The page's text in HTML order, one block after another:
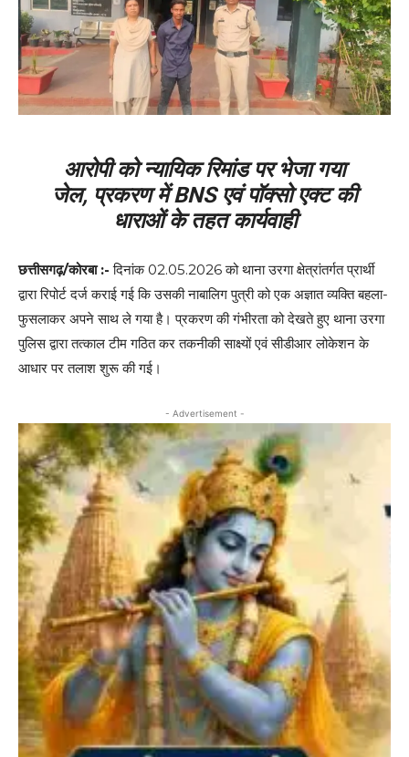
आरोपी को न्यायिक रिमांड पर भेजा गया
जेल, प्रकरण में BNS एवं पॉक्सो एक्ट की
धाराओं के तहत कार्यवाही
छत्तीसगढ़/कोरबा :- दिनांक 02.05.2026 को थाना उरगा क्षेत्रांतर्गत प्रार्थी
द्वारा रिपोर्ट दर्ज कराई गई कि उसकी नाबालिग पुत्री को एक अज्ञात व्यक्ति बहला-
फुसलाकर अपने साथ ले गया है। प्रकरण की गंभीरता को देखते हुए थाना उरगा
पुलिस द्वारा तत्काल टीम गठित कर तकनीकी साक्ष्यों एवं सीडीआर लोकेशन के
आधार पर तलाश शुरू की गई।
- Advertisement -